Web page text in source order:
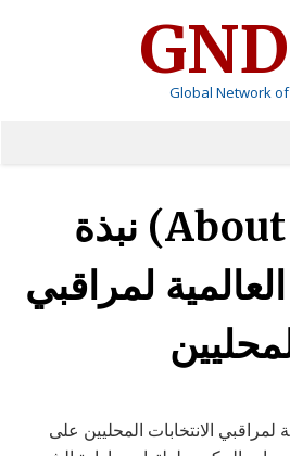
Global Network
(About GNDEM) نبذة
لمراقبي
لمراقبي الانتخابات المحليين على